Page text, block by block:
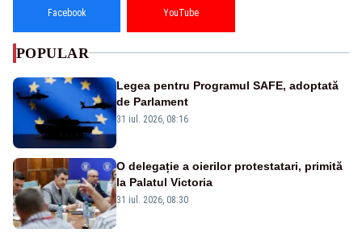
Facebook YouTube
POPULAR
Legea pentru Programul SAFE, adoptată
de Parlament
31 iul. 2026, 08:16
O delegație a oierilor protestatari, primită
la Palatul Victoria
31 iul. 2026, 08:30